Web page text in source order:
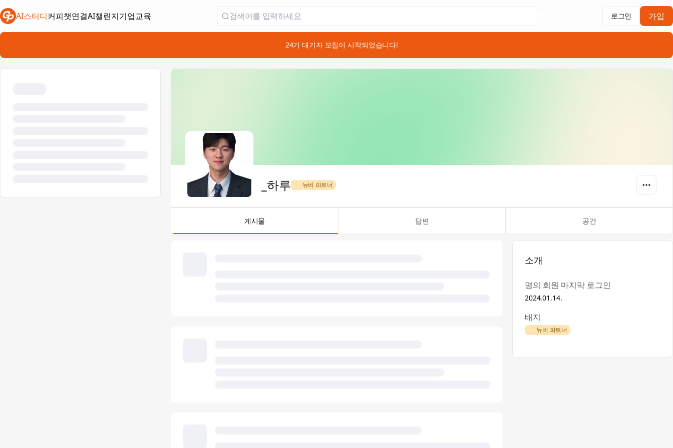
AI스터디커피챗연결
새 탭에서 열림AI챌린지
새 탭에서 열림
기업교육
새 탭에서 열림 가입
로그인
📣 24기 대기자 모집이 시작되었습니다!
_하루 🌿 뉴비 파트너
게시물 답변 공간
소개
명의 회원 마지막 로그인
2024.01.14.
배지
🌿 뉴비 파트너